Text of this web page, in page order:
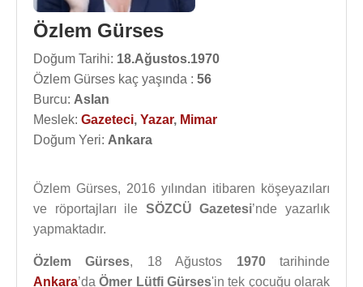
Özlem Gürses
Doğum Tarihi: 18.Ağustos.1970
Özlem Gürses kaç yaşında : 56
Burcu: Aslan
Meslek: Gazeteci, Yazar, Mimar
Doğum Yeri: Ankara
Özlem Gürses, 2016 yılından itibaren köşeyazıları
ve röportajları ile SÖZCÜ Gazetesi’nde yazarlık
yapmaktadır.
Özlem Gürses, 18 Ağustos 1970tarihinde
Ankara’daÖmer Lütfi Gürses'in tek çocuğu olarak